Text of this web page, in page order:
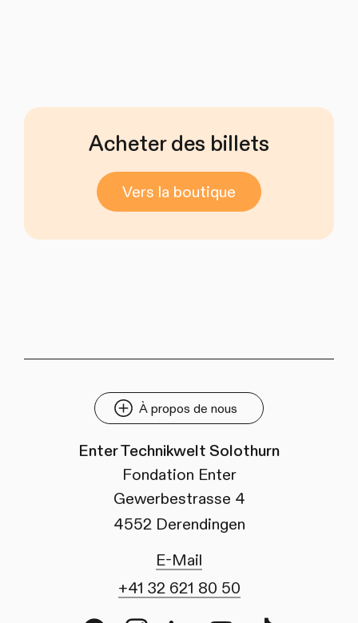
Acheter des billets
Vers la boutique
À propos de nous
Enter Technikwelt Solothurn
Fondation Enter
Gewerbestrasse 4
4552 Derendingen
E-Mail
+41 32 621 80 50